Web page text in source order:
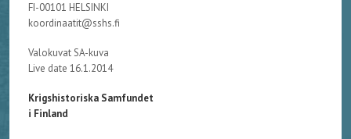
FI-00101 HELSINKI
koordinaatit@sshs.fi
Valokuvat SA-kuva
Live date 16.1.2014
Krigshistoriska Samfundet
i Finland